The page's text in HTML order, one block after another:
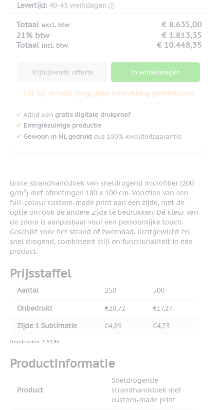
Levertijd: 40-43 werkdagen
Totaal excl. btw
€ 8.635,00
21% btw
€ 1.813,35
Totaal incl. btw € 10.448,35
Vrijblijvende offerte In winkelwagen
Let op: Je hebt (nog) geen bedrukking geselecteerd
✔ Altijd een gratis digitale drukproef
✔ Energiezuinige productie
✔ Gewoon in NL gedruktdus 100% kwaliteitsgarantie
Grote strandhanddoek van sneldrogend microfiber (200
g/m²) met afmetingen 180 x 100 cm. Voorzien van een
full-colour custom-made print aan één zijde, met de
optie om ook de andere zijde te bedrukken. De kleur van
de zoom is aanpasbaar voor een persoonlijke touch.
Geschikt voor het strand of zwembad, lichtgewicht en
snel drogend, combineert stijl en functionaliteit in één
product.
Prijsstaffel
Aantal 250 500
Onbedrukt €28,72
€17,27
Zijde 1 Sublimatie
€4,89 €4,73
Instelkosten: € 53,95
Productinformatie
Product
Sneldrogende
strandhanddoek met
custom-made print